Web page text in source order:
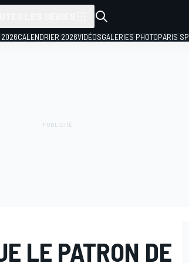
2026CALENDRIER 2026VIDÉOSGALERIES PHOTOPARIS
LE PATRON DE